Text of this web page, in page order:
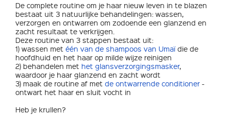
De complete routine om je haar nieuw leven in te blazen
bestaat uit 3 natuurlijke behandelingen: wassen,
verzorgen en ontwarren om zodoende een glanzend en
zacht resultaat te verkrijgen.
Deze routine van 3 stappen bestaat uit:
1) wassen met één van de shampoos van Umaïdie de
hoofdhuid en het haar op milde wijze reinigen
2) behandelen met het glansverzorgingsmasker,
waardoor je haar glanzend en zacht wordt
3) maak de routine af met de ontwarrende conditioner -
ontwart het haar en sluit vocht in
Heb je krullen?